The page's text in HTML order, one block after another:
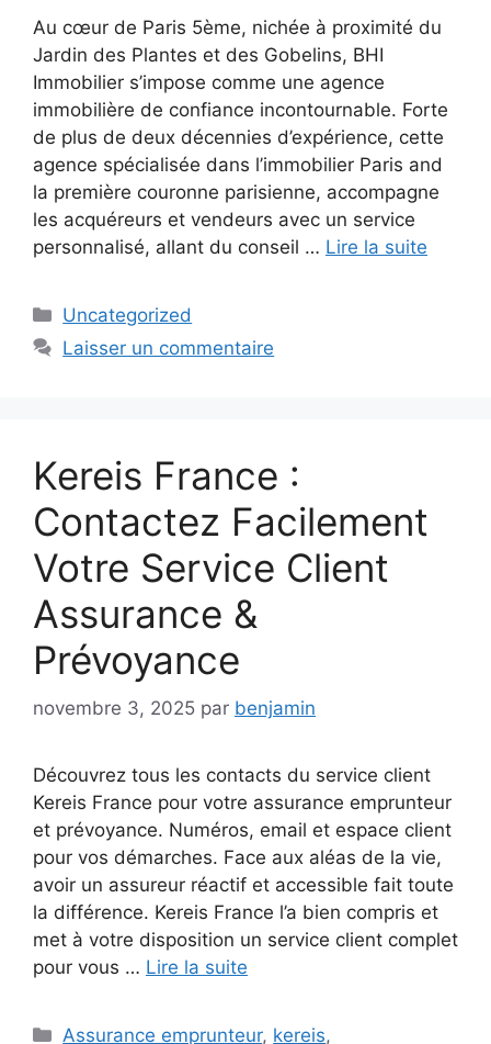
Au cœur de Paris 5ème, nichée à proximité du
Jardin des Plantes et des Gobelins, BHI
Immobilier s’impose comme une agence
immobilière de confiance incontournable. Forte
de plus de deux décennies d’expérience, cette
agence spécialisée dans l’immobilier Paris and
la première couronne parisienne, accompagne
les acquéreurs et vendeurs avec un service
personnalisé, allant du conseil … Lire la suite
Catégories
Uncategorized
Laisser un commentaire
Kereis France :
Contactez Facilement
Votre Service Client
Assurance &
Prévoyance
novembre 3, 2025 par benjamin
Découvrez tous les contacts du service client
Kereis France pour votre assurance emprunteur
et prévoyance. Numéros, email et espace client
pour vos démarches. Face aux aléas de la vie,
avoir un assureur réactif et accessible fait toute
la différence. Kereis France l’a bien compris et
met à votre disposition un service client complet
pour vous … Lire la suite
Catégories
Assurance emprunteur, kereis,